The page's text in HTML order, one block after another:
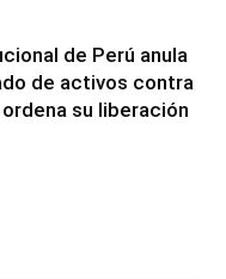
de Perú anula
de activos contra
su liberación